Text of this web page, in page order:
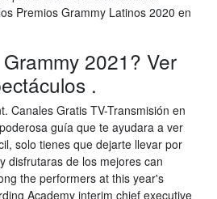
Premios Grammy Latinos 2020 en
2021? Ver
.
Canales Gratis TV-Transmisión en
guía que te ayudara a ver
solo tienes que dejarte llevar por
disfrutaras de los mejores can
the performers at this year's
Academy interim chief executive